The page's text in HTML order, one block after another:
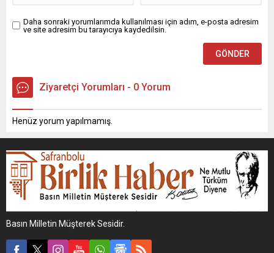
Daha sonraki yorumlarımda kullanılması için adım, e-posta adresim
ve site adresim bu tarayıcıya kaydedilsin.
Ziyaretçi Yorumları - 0 Yorum
Henüz yorum yapılmamış.
Basın Milletin Müşterek Sesidir.